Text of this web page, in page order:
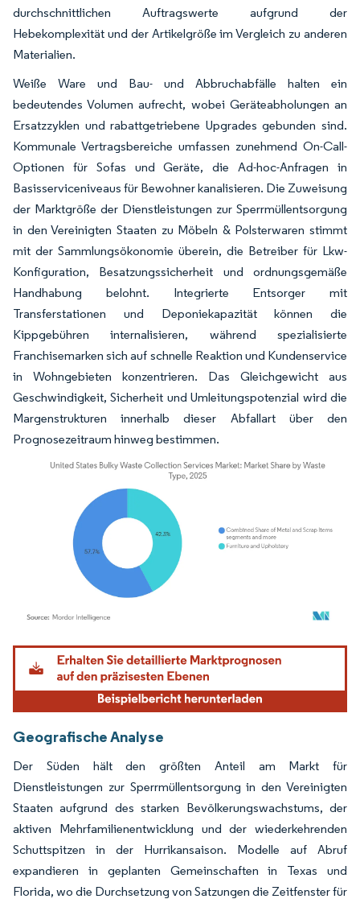
durchschnittlichen Auftragswerte aufgrund der
Hebekomplexität und der Artikelgröße im Vergleich zu anderen
Materialien.
Weiße Ware und Bau- und Abbruchabfälle halten ein
bedeutendes Volumen aufrecht, wobei Geräteabholungen an
Ersatzzyklen und rabattgetriebene Upgrades gebunden sind.
Kommunale Vertragsbereiche umfassen zunehmend On-Call-
Optionen für Sofas und Geräte, die Ad-hoc-Anfragen in
Basisserviceniveaus für Bewohner kanalisieren. Die Zuweisung
der Marktgröße der Dienstleistungen zur Sperrmüllentsorgung
in den Vereinigten Staaten zu Möbeln & Polsterwaren stimmt
mit der Sammlungsökonomie überein, die Betreiber für Lkw-
Konfiguration, Besatzungssicherheit und ordnungsgemäße
Handhabung belohnt. Integrierte Entsorger mit
Transferstationen und Deponiekapazität können die
Kippgebühren internalisieren, während spezialisierte
Franchisemarken sich auf schnelle Reaktion und Kundenservice
in Wohngebieten konzentrieren. Das Gleichgewicht aus
Geschwindigkeit, Sicherheit und Umleitungspotenzial wird die
Margenstrukturen innerhalb dieser Abfallart über den
Prognosezeitraum hinweg bestimmen.
Bild © Mordor Intelligence. Wiederverwendung erfordert Namensnennung gemäß
Geografische Analyse
Der Süden hält den größten Anteil am Markt für
Dienstleistungen zur Sperrmüllentsorgung in den Vereinigten
Staaten aufgrund des starken Bevölkerungswachstums, der
aktiven Mehrfamilienentwicklung und der wiederkehrenden
Schuttspitzen in der Hurrikansaison. Modelle auf Abruf
expandieren in geplanten Gemeinschaften in Texas und
Florida, wo die Durchsetzung von Satzungen die Zeitfenster für